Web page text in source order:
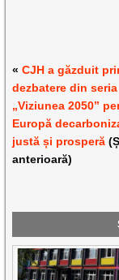
«CJH a găzduit
dezbatere din seria
„Viziunea 2050”
Europă
justă și prosperă
anterioară)